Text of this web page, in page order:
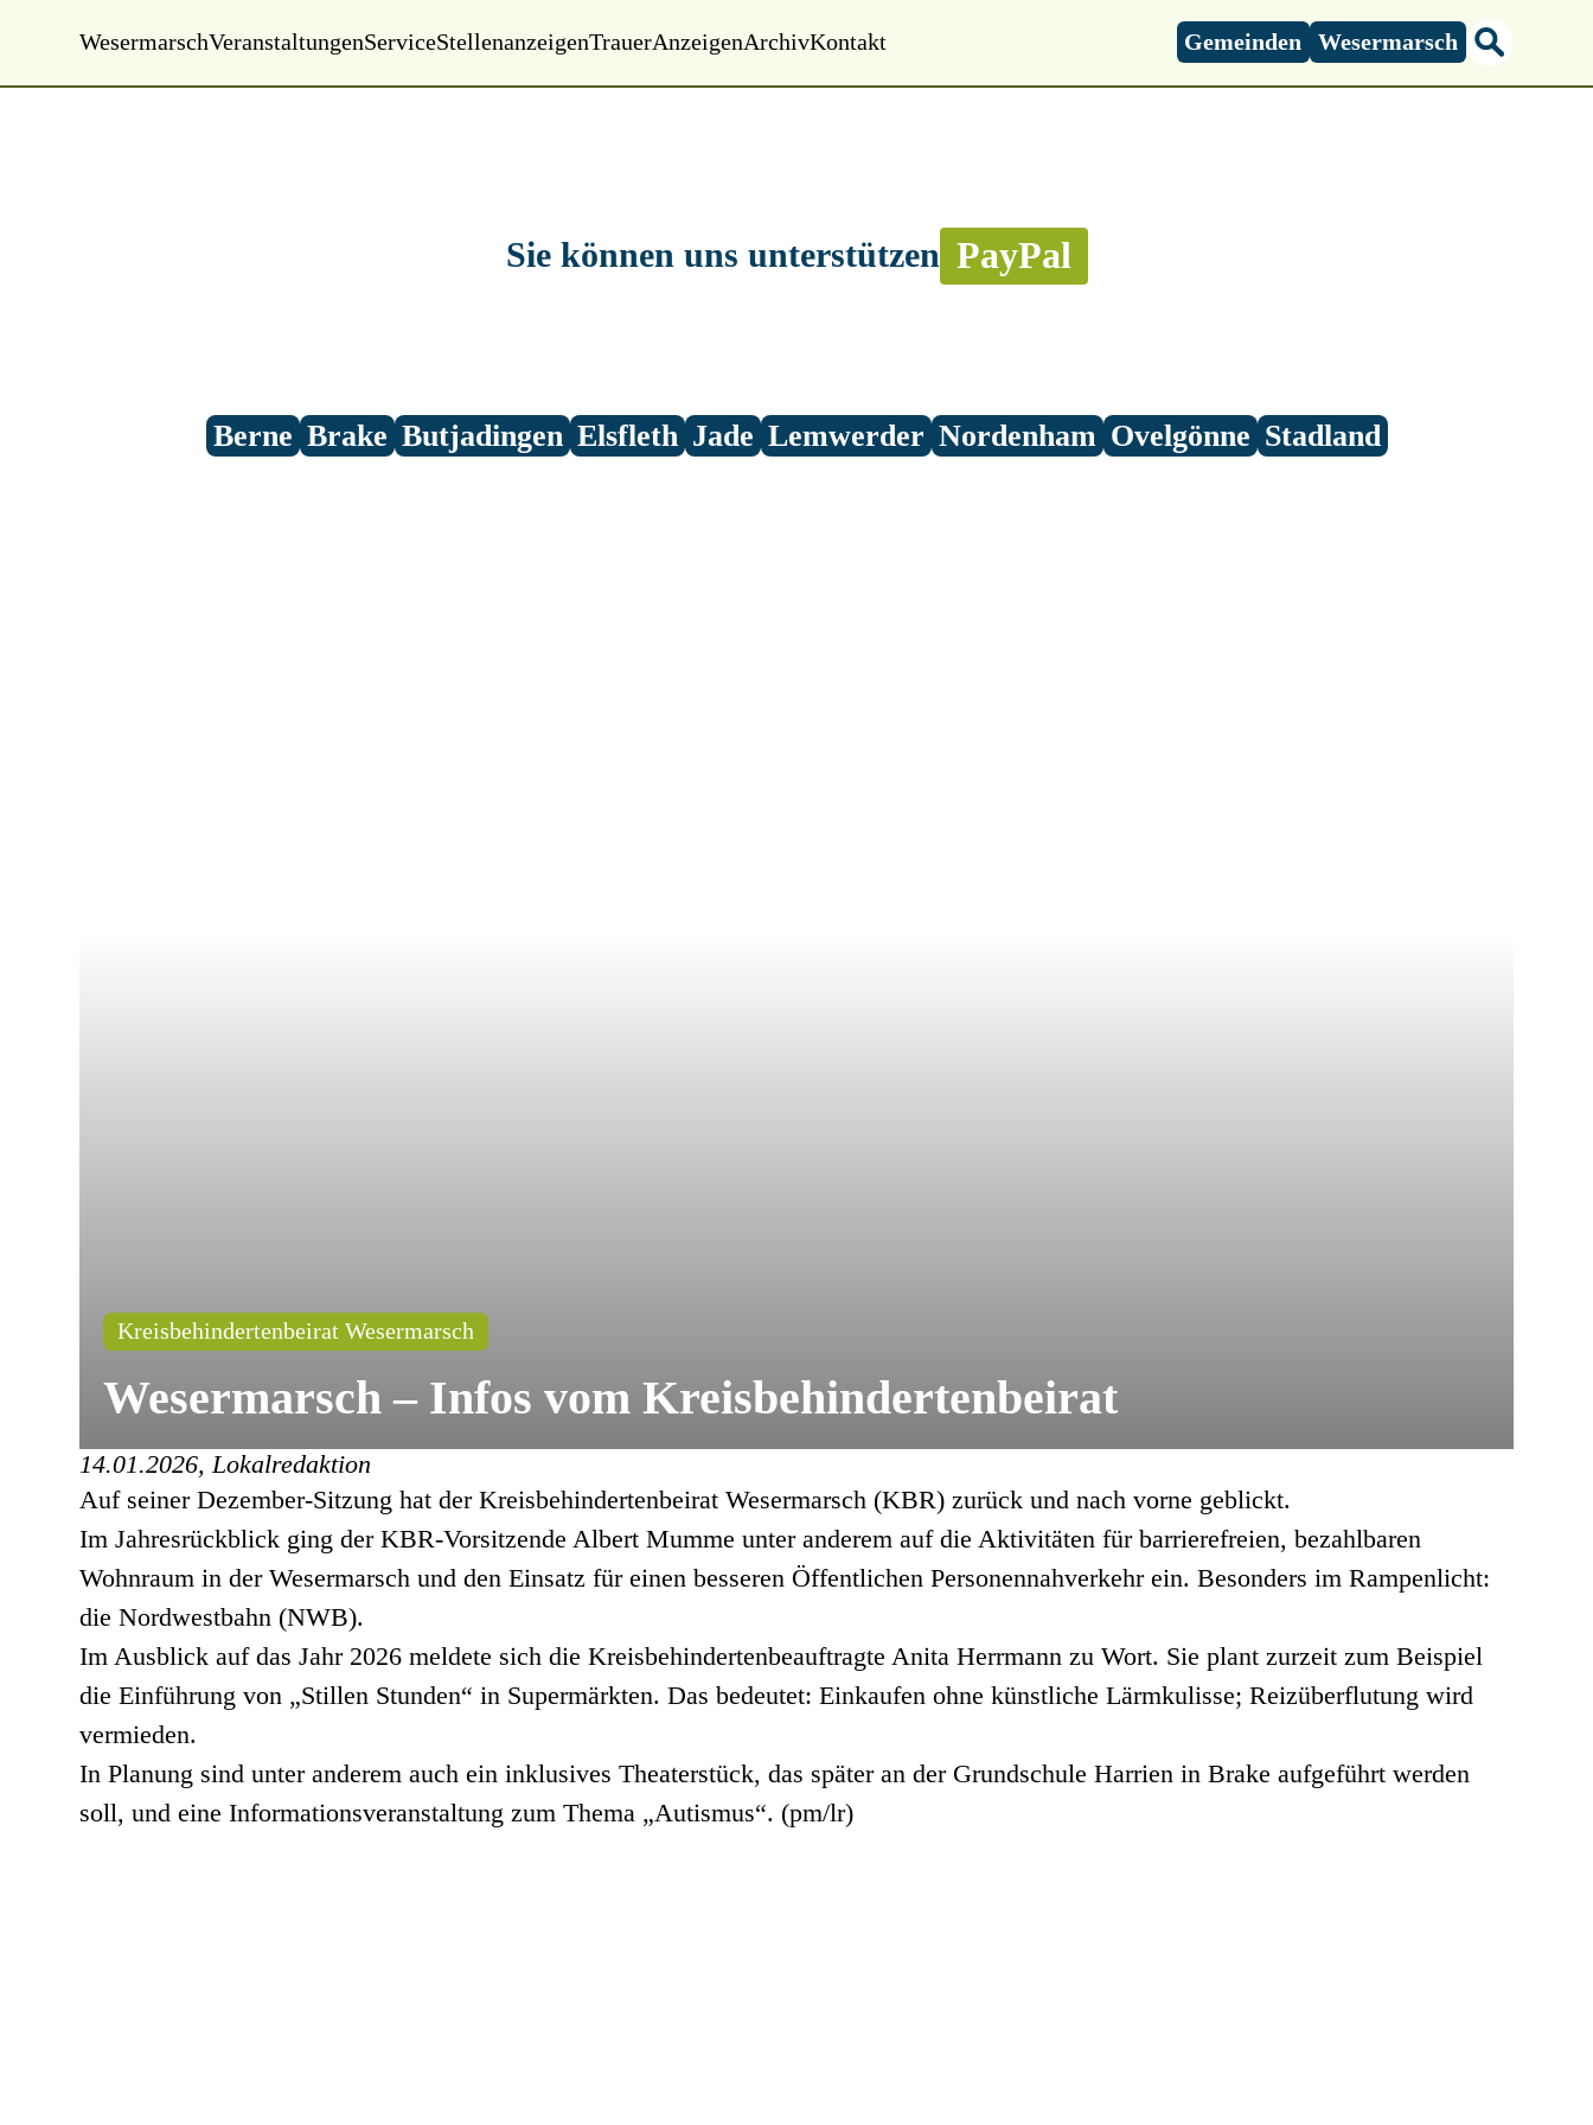
WesermarschVeranstaltungenServiceStellenanzeigenTrauerAnzeigenArchivKontakt Gemeinden Wesermarsch
Sie können uns unterstützen PayPal
Berne Brake Butjadingen Elsfleth Jade Lemwerder Nordenham Ovelgönne Stadland
Kreisbehindertenbeirat Wesermarsch
Wesermarsch – Infos vom Kreisbehindertenbeirat
14.01.2026, Lokalredaktion
Auf seiner Dezember-Sitzung hat der Kreisbehindertenbeirat Wesermarsch (KBR) zurück und nach vorne geblickt.
Im Jahresrückblick ging der KBR-Vorsitzende Albert Mumme unter anderem auf die Aktivitäten für barrierefreien, bezahlbaren
Wohnraum in der Wesermarsch und den Einsatz für einen besseren Öffentlichen Personennahverkehr ein. Besonders im Rampenlicht:
die Nordwestbahn (NWB).
Im Ausblick auf das Jahr 2026 meldete sich die Kreisbehindertenbeauftragte Anita Herrmann zu Wort. Sie plant zurzeit zum Beispiel
die Einführung von „Stillen Stunden“ in Supermärkten. Das bedeutet: Einkaufen ohne künstliche Lärmkulisse; Reizüberflutung wird
vermieden.
In Planung sind unter anderem auch ein inklusives Theaterstück, das später an der Grundschule Harrien in Brake aufgeführt werden
soll, und eine Informationsveranstaltung zum Thema „Autismus“. (pm/lr)